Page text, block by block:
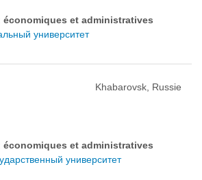
économiques et administratives
университет
Khabarovsk, Russie
économiques et administratives
университет